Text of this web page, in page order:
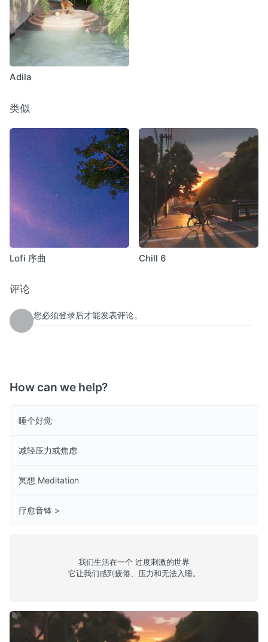
Adila
类似
Lofi 序曲 Chill 6
评论
您必须登录后才能发表评论。
How can we help?
睡个好觉
减轻压力或焦虑
冥想 Meditation
疗愈音钵 >
我们生活在一个 过度刺激的世界
它让我们感到疲倦、压力和无法入睡。